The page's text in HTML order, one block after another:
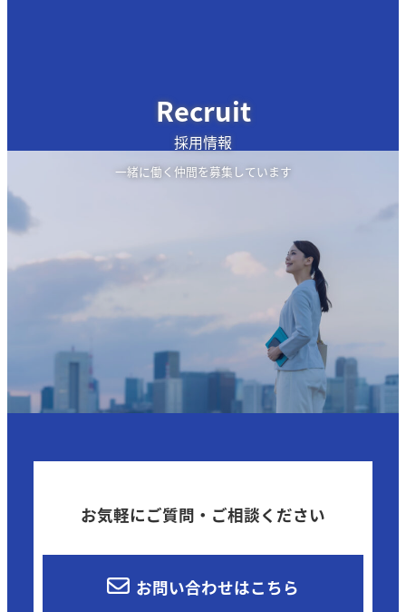
Recruit
採用情報
一緒に働く仲間を募集しています
お気軽にご質問・ご相談ください
お問い合わせはこちら